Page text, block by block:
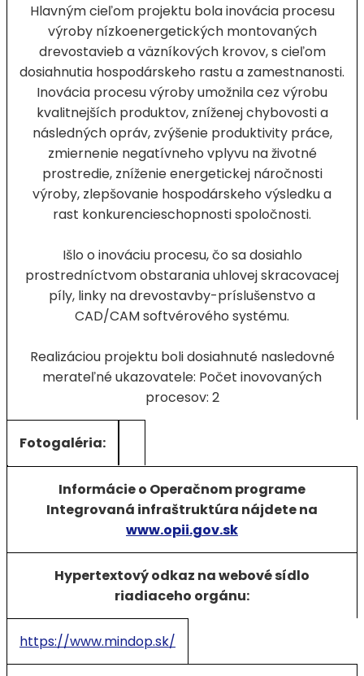
Hlavným cieľom projektu bola inovácia procesu
výroby nízkoenergetických montovaných
drevostavieb a väzníkových krovov, s cieľom
dosiahnutia hospodárskeho rastu a zamestnanosti.
Inovácia procesu výroby umožnila cez výrobu
kvalitnejších produktov, zníženej chybovosti a
následných opráv, zvýšenie produktivity práce,
zmiernenie negatívneho vplyvu na životné
prostredie, zníženie energetickej náročnosti
výroby, zlepšovanie hospodárskeho výsledku a
rast konkurencieschopnosti spoločnosti.
Išlo o inováciu procesu, čo sa dosiahlo
prostredníctvom obstarania uhlovej skracovacej
píly, linky na drevostavby-príslušenstvo a
CAD/CAM softvérového systému.
Realizáciou projektu boli dosiahnuté nasledovné
merateľné ukazovatele: Počet inovovaných
procesov: 2
Fotogaléria:
Informácie o Operačnom programe
Integrovaná infraštruktúra nájdete na
www.opii.gov.sk
Hypertextový odkaz na webové sídlo
riadiaceho orgánu:
https://www.mindop.sk/